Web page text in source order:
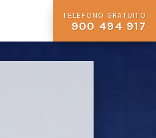
TELEFONO GRATUITO
900 494 917